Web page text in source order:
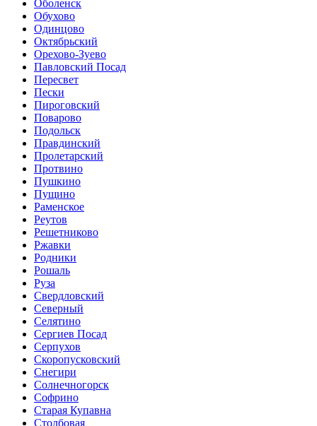
Оболенск
Обухово
Одинцово
Октябрьский
Орехово-Зуево
Павловский Посад
Пересвет
Пески
Пироговский
Поварово
Подольск
Правдинский
Пролетарский
Протвино
Пушкино
Пущино
Раменское
Реутов
Решетниково
Ржавки
Родники
Рошаль
Руза
Свердловский
Северный
Селятино
Сергиев Посад
Серпухов
Скоропусковский
Снегири
Солнечногорск
Софрино
Старая Купавна
Столбовая